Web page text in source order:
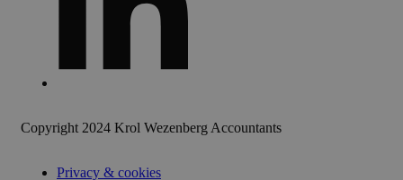
Copyright 2024 Krol Wezenberg Accountants
Privacy & cookies